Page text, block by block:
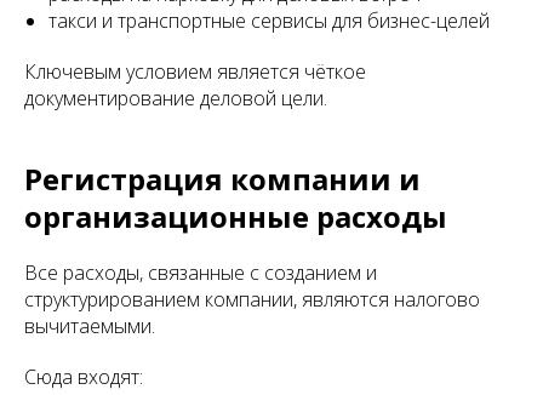
такси и транспортные сервисы для бизнес-целей
Ключевым условием является чёткое
документирование деловой цели.
Регистрация компании и
организационные расходы
Все расходы, связанные с созданием и
структурированием компании, являются налогово
вычитаемыми.
Сюда входят: